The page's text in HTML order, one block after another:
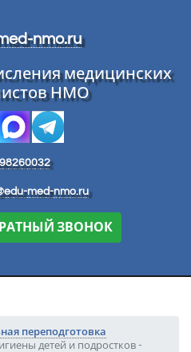
nmo.ru
медицинских
НМО
med-nmo.ru
ЗВОНОК
переподготовка
детей и подростков -